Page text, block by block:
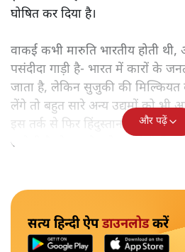
घोषित कर दिया है।
वाकई कभी मारुति भारतीय होती थी,
पसंदीदा गाड़ी है- भारत में कारों के
जाता है, लेकिन सुजुकी की मिल्कियत
लेंगे तो बहुत सारे अन्य उद्यमों को भी
इस तर्क से फिर हिंदुस्तान लीवर के
स्वदेशी है, ऐप्पल के फोन स्वदेशी हैं।
और पढ़ें
सत्य हिन्दी ऐपडाउनलोडकरें